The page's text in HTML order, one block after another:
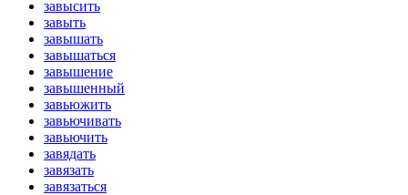
завысить
завыть
завышать
завышаться
завышение
завышенный
завьюжить
завьючивать
завьючить
завядать
завязать
завязаться